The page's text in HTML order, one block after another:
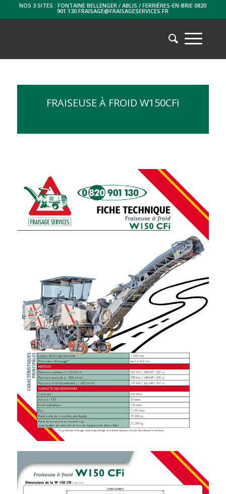
NOS 3 SITES : FONTAINE BELLENGER / ABLIS / FERRIÈRES-EN-BRIE 0820
901 130 FRAISAGE@FRAISAGESERVICES.FR
FRAISEUSE À FROID W150CFi